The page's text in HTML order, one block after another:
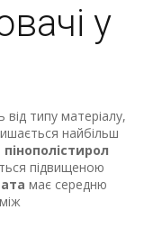
у
типу матеріалу,
найбільш
підвищеною
має середню